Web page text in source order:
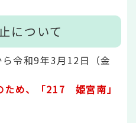
について
令和9年3月12日（金
ため、「217 姫宮南」